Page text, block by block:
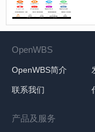
OpenWBS
OpenWBS简介
联系我们
产品及服务